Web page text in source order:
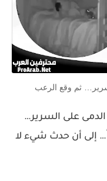
ثم وقع الرعب
على السرير…
إلى أن حدث شيء لا